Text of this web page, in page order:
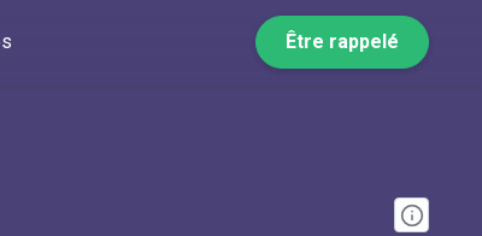
Être rappelé